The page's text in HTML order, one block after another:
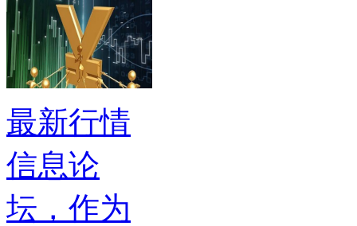
最新行情
信息论
坛，作为